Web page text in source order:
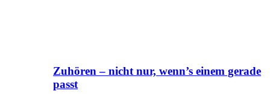
Zuhören – nicht nur, wenn’s einem gerade
passt